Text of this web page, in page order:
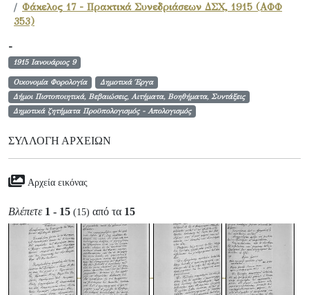
Φάκελος 17 - Πρακτικά Συνεδριάσεων ΔΣΧ, 1915 (ΑΦΦ
353)
-
1915 Ιανουάριος 9
Οικονομία Φορολογία
Δημοτικά Έργα
Δήμοι Πιστοποιητικά, Βεβαιώσεις, Αιτήματα, Βοηθήματα, Συντάξεις
Δημοτικά ζητήματα Προϋπολογισμός - Απολογισμός
ΣΥΛΛΟΓΉ ΑΡΧΕΊΩΝ
Αρχεία εικόνας
Βλέπετε 1 - 15 (15) από τα 15